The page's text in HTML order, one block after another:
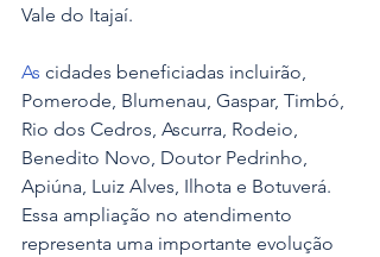
Vale do Itajaí.
As cidades beneficiadas incluirão,
Pomerode, Blumenau, Gaspar, Timbó,
Rio dos Cedros, Ascurra, Rodeio,
Benedito Novo, Doutor Pedrinho,
Apiúna, Luiz Alves, Ilhota e Botuverá.
Essa ampliação no atendimento
representa uma importante evolução